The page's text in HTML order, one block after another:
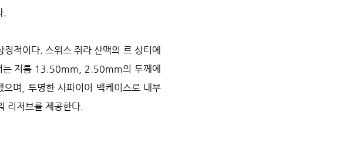
적이다. 스위스 쥐라 산맥의 르 상티에
는 지름 13.50mm, 2.50mm의 두께에
며, 투명한 사파이어 백케이스로 내부
리저브를 제공한다.